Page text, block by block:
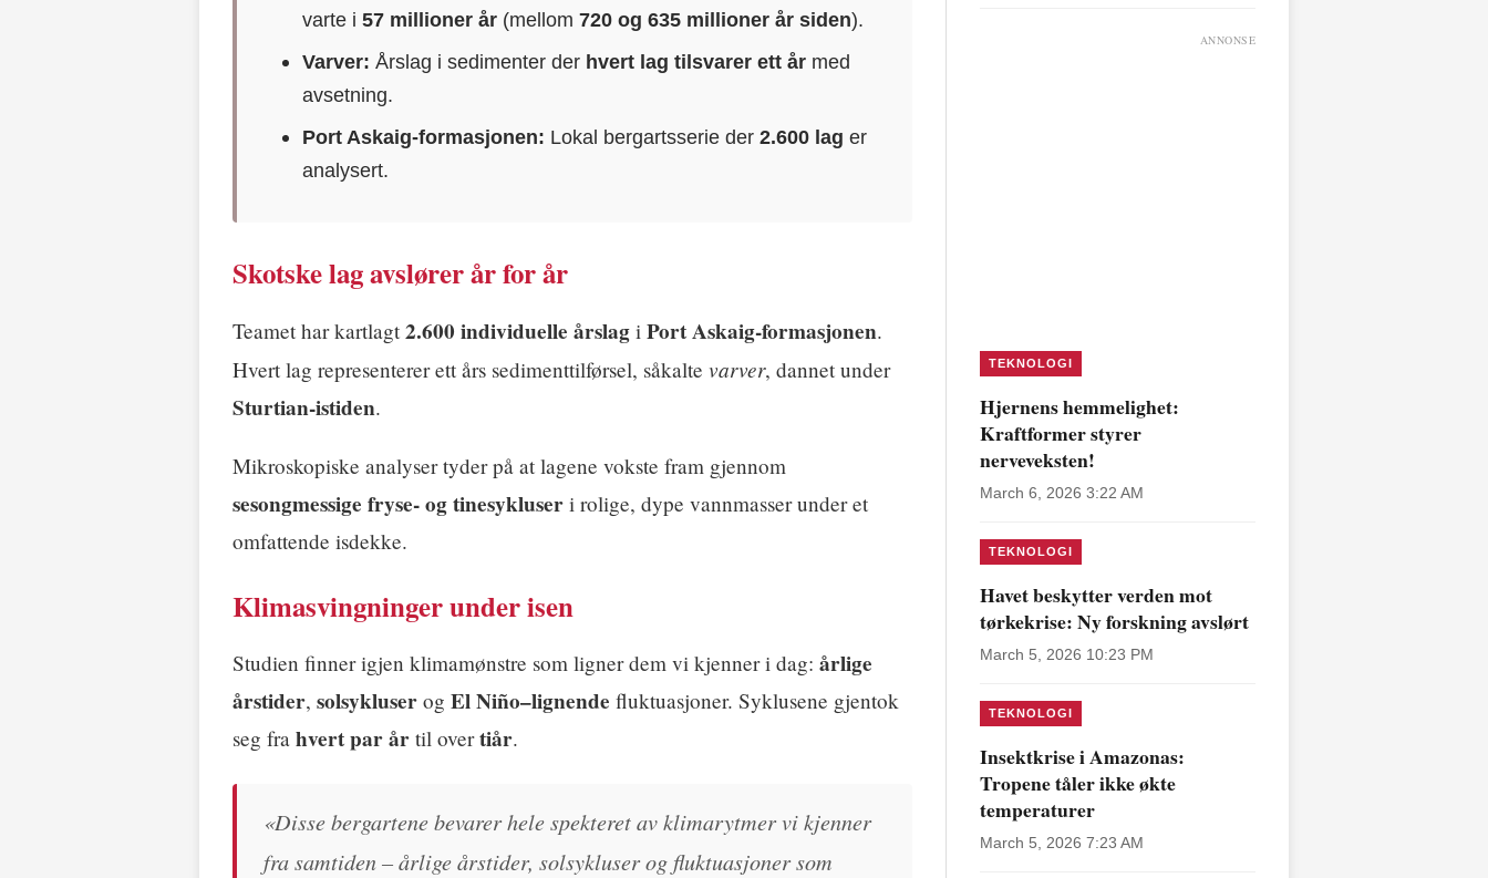
varte i57 millioner år (mellom720 og 635 millioner år siden).
Varver: Årslag i sedimenter der hvert lag tilsvarer ett år med
avsetning.
Port Askaig-formasjonen: Lokal bergartsserie der2.600 lag er
analysert.
Skotske lag avslører år for år
Teamet har kartlagt 2.600 individuelle årslag i Port Askaig-formasjonen.
Hvert lag representerer ett års sedimenttilførsel, såkalte varver, dannet under
Sturtian-istiden.
Mikroskopiske analyser tyder på at lagene vokste fram gjennom
sesongmessige fryse- og tinesykluser i rolige, dype vannmasser under et
omfattende isdekke.
Klimasvingninger under isen
Studien finner igjen klimamønstre som ligner dem vi kjenner i dag: årlige
årstider, solsykluser og El Niño–lignende fluktuasjoner. Syklusene gjentok
seg fra hvert par år til overtiår.
«Disse bergartene bevarer hele spekteret av klimarytmer vi kjenner
fra samtiden – årlige årstider, solsykluser og fluktuasjoner som
ANNONSE
TEKNOLOGI
Hjernens hemmelighet:
Kraftformer styrer
nerveveksten!
March 6, 2026 3:22 AM
TEKNOLOGI
Havet beskytter verden mot
tørkekrise: Ny forskning avslørt
March 5, 2026 10:23 PM
TEKNOLOGI
Insektkrise i Amazonas:
Tropene tåler ikke økte
temperaturer
March 5, 2026 7:23 AM